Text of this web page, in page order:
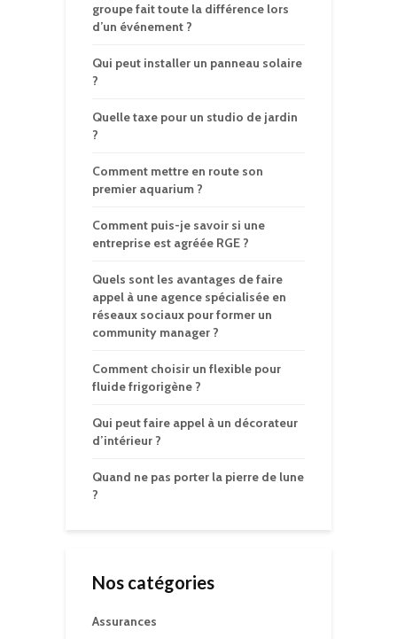
groupe fait toute la différence lors
d’un événement ?
Qui peut installer un panneau solaire
?
Quelle taxe pour un studio de jardin
?
Comment mettre en route son
premier aquarium ?
Comment puis-je savoir si une
entreprise est agréée RGE ?
Quels sont les avantages de faire
appel à une agence spécialisée en
réseaux sociaux pour former un
community manager ?
Comment choisir un flexible pour
fluide frigorigène ?
Qui peut faire appel à un décorateur
d’intérieur ?
Quand ne pas porter la pierre de lune
?
Nos catégories
Assurances